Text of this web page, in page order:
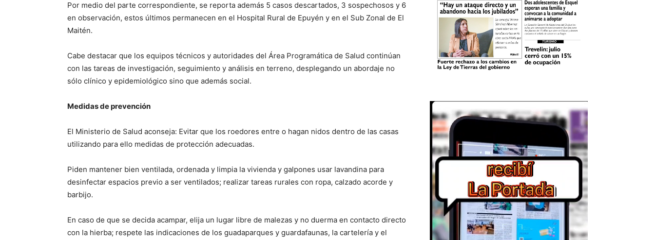
Por medio del parte correspondiente, se reporta además 5 casos descartados, 3 sospechosos y 6
en observación, estos últimos permanecen en el Hospital Rural de Epuyén y en el Sub Zonal de El
Maitén.
Cabe destacar que los equipos técnicos y autoridades del Área Programática de Salud continúan
con las tareas de investigación, seguimiento y análisis en terreno, desplegando un abordaje no
sólo clínico y epidemiológico sino que además social.
Medidas de prevención
El Ministerio de Salud aconseja: Evitar que los roedores entre o hagan nidos dentro de las casas
utilizando para ello medidas de protección adecuadas.
Piden mantener bien ventilada, ordenada y limpia la vivienda y galpones usar lavandina para
desinfectar espacios previo a ser ventilados; realizar tareas rurales con ropa, calzado acorde y
barbijo.
En caso de que se decida acampar, elija un lugar libre de malezas y no duerma en contacto directo
con la hierba; respete las indicaciones de los guadaparques y guardafaunas, la cartelería y el